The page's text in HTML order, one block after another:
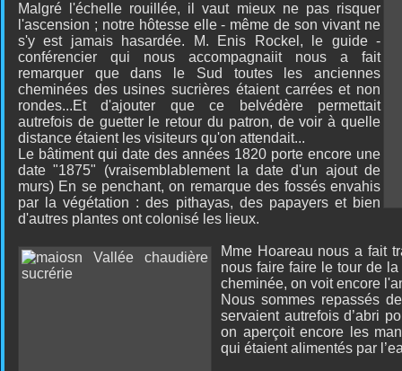
Malgré l'échelle rouillée, il vaut mieux ne pas risquer
l'ascension ; notre hôtesse elle - même de son vivant ne
s'y est jamais hasardée. M. Enis Rockel, le guide -
conférencier qui nous accompagnaiit nous a fait
remarquer que dans le Sud toutes les anciennes
cheminées des usines sucrières étaient carrées et non
rondes...Et d'ajouter que ce belvédère permettait
autrefois de guetter le retour du patron, de voir à quelle
distance étaient les visiteurs qu'on attendait...
Le bâtiment qui date des années 1820 porte encore une
date "1875" (vraisemblablement la date d'un ajout de
murs) En se penchant, on remarque des fossés envahis
par la végétation : des pithayas, des papayers et bien
d'autres plantes ont colonisé les lieux.
Mme Hoareau nous a fait
nous faire faire le tour de
cheminée, on voit encore
Nous sommes repassés
servaient autrefois d’abri
on aperçoit encore les
qui étaient alimentés par